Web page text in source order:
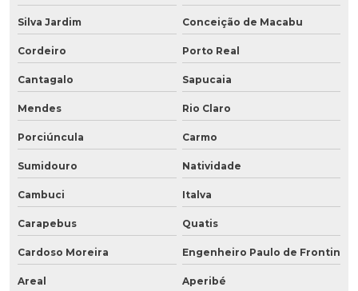
Silva Jardim Conceição de Macabu
Cordeiro Porto Real
Cantagalo Sapucaia
Mendes Rio Claro
Porciúncula Carmo
Sumidouro Natividade
Cambuci Italva
Carapebus Quatis
Cardoso Moreira Engenheiro Paulo de Frontin
Areal Aperibé